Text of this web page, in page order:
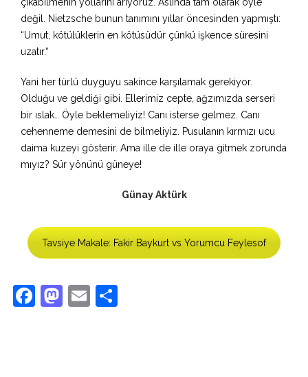
değil. Nietzsche bunun tanımını yıllar öncesinden yapmıştı:
“Umut, kötülüklerin en kötüsüdür çünkü işkence süresini
uzatır.“
Yani her türlü duyguyu sakince karşılamak gerekiyor.
Olduğu ve geldiği gibi. Ellerimiz cepte, ağzımızda serseri
bir ıslak… Öyle beklemeliyiz! Canı isterse gelmez. Canı
cehenneme demesini de bilmeliyiz. Pusulanın kırmızı ucu
daima kuzeyi gösterir. Ama ille de ille oraya gitmek zorunda
mıyız? Sür yönünü güneye!
Günay Aktürk
Tavsiye Makale: Fakir Baykurt vs Yorumcu Feylesof
Facebook
Mastodon
Email